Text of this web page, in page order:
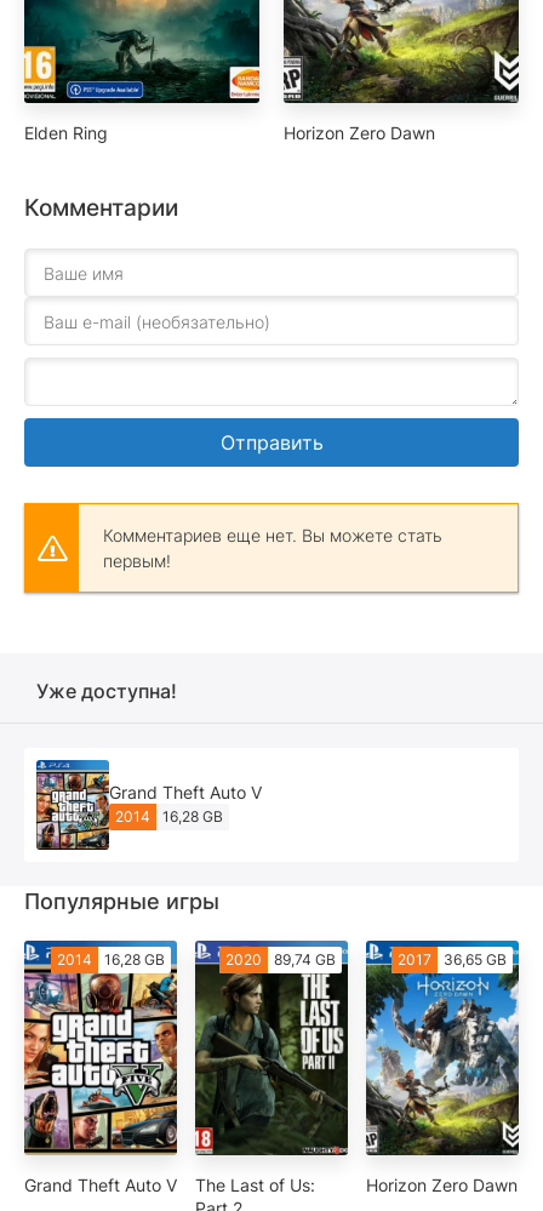
Elden Ring Horizon Zero Dawn
Комментарии
Отправить
Комментариев еще нет. Вы можете стать
первым!
Уже доступна!
Grand Theft Auto V
2014 16,28 GB
Популярные игры
2014 16,28 GB
Grand Theft Auto V
2020 89,74 GB
The Last of Us:
2017 36,65 GB
Horizon Zero Dawn